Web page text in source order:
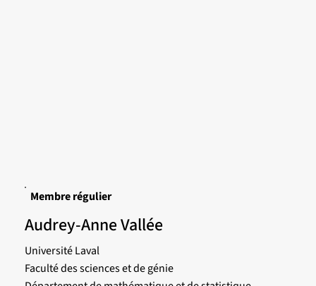
Membre régulier
Audrey-Anne Vallée
Université Laval
Faculté des sciences et de génie